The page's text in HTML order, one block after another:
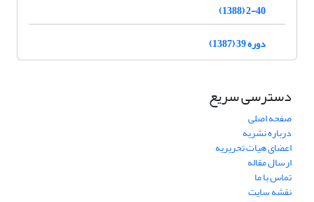
2-40 (1388)
دوره 39 (1387)
دسترسی سریع
صفحه اصلی
درباره نشریه
اعضای هیات تحریریه
ارسال مقاله
تماس با ما
نقشه سایت